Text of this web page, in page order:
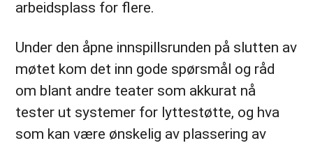
arbeidsplass for flere.
Under den åpne innspillsrunden på slutten av
møtet kom det inn gode spørsmål og råd
om blant andre teater som akkurat nå
tester ut systemer for lyttestøtte, og hva
som kan være ønskelig av plassering av